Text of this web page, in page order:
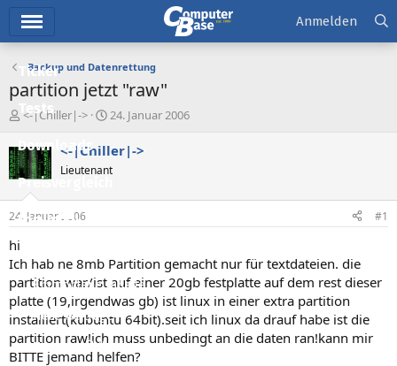
Ticker
Tests
Downloads
Preisvergleich
Forum
Aktuelles
Empfohlene Inhalte
Neue Beiträge
Neueste Aktivitäten
Anmelden
Backup und Datenrettung
partition jetzt "raw"
E
s
t
e
e
<-|Chiller|->
E
s
e
t
m
24. Januar 2006
<-|Chiller|->
Lieutenant
24. Januar 2006 #1
hi
Ich hab ne 8mb Partition gemacht nur für textdateien. die
partition war/ist auf einer 20gb festplatte auf dem rest dieser
platte (19,irgendwas gb) ist linux in einer extra partition
installiert(kubuntu 64bit).seit ich linux da drauf habe ist die
partition raw!ich muss unbedingt an die daten ran!kann mir
BITTE jemand helfen?